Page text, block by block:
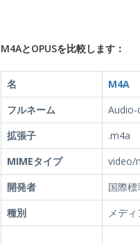
M4AとOPUSを比較します：
名 M4A
フルネーム
Audio-
拡張子
.m4a
MIMEタイプ
video/
開発者
国際
種別
メデ